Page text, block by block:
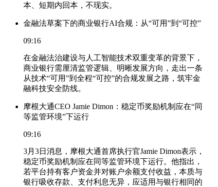
本、短期内回本，不现实。
金融法草案下的商业银行AI合规：从“可用”到“可控”
09:16
在金融法治建设与人工智能技术双重变革的背景下，
商业银行需厘清监管逻辑、明晰发展方向，走出一条
从技术“可用”到全程“可控”的合规发展之路，筑牢金
融科技安全防线。
摩根大通CEO Jamie Dimon：稳定币奖励机制应在“同
等监管环境”下运行
09:16
3月3日消息，摩根大通首席执行官Jamie Dimon表示，
稳定币奖励机制应在同等监管环境下运行。他指出，
若平台持有客户资金并对账户余额支付收益，本质与
银行吸收存款、支付利息无异，应适用与银行相同的